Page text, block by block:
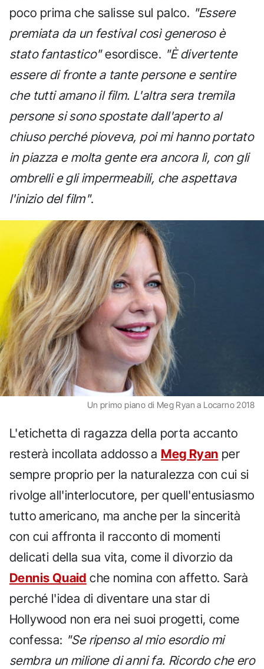
poco prima che salisse sul palco. "Essere
premiata da un festival così generoso è
stato fantastico"esordisce. "È divertente
essere di fronte a tante persone e sentire
che tutti amano il film. L'altra sera tremila
persone si sono spostate dall'aperto al
chiuso perché pioveva, poi mi hanno portato
in piazza e molta gente era ancora lì, con gli
ombrelli e gli impermeabili, che aspettava
l'inizio del film".
Un primo piano di Meg Ryan a Locarno 2018
L'etichetta di ragazza della porta accanto
resterà incollata addosso a Meg Ryan per
sempre proprio per la naturalezza con cui si
rivolge all'interlocutore, per quell'entusiasmo
tutto americano, ma anche per la sincerità
con cui affronta il racconto di momenti
delicati della sua vita, come il divorzio da
Dennis Quaid che nomina con affetto. Sarà
perché l'idea di diventare una star di
Hollywood non era nei suoi progetti, come
confessa: "Se ripenso al mio esordio mi
sembra un milione di anni fa. Ricordo che ero